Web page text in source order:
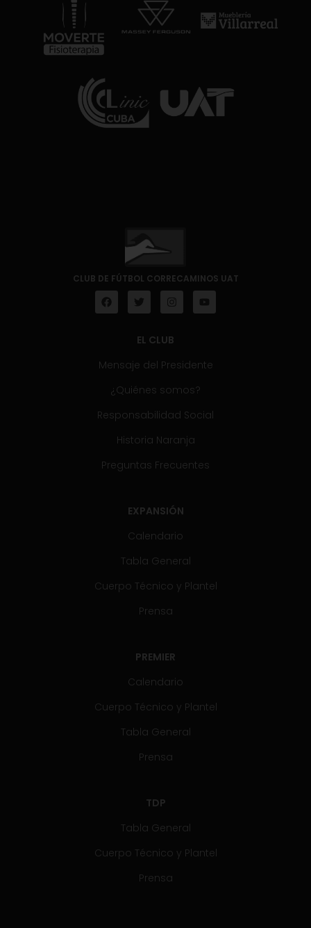
CLUB DE FÚTBOL CORRECAMINOS UAT
EL CLUB
Mensaje del Presidente
¿Quiénes somos?
Responsabilidad Social
Historia Naranja
Preguntas Frecuentes
EXPANSIÓN
Calendario
Tabla General
Cuerpo Técnico y Plantel
Prensa
PREMIER
Calendario
Cuerpo Técnico y Plantel
Tabla General
Prensa
TDP
Tabla General
Cuerpo Técnico y Plantel
Prensa